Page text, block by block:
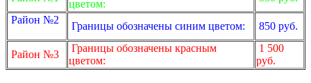
цветом:
Район №2
Границы обозначены синим цветом: 850 руб.
Район №3
Границы обозначены красным
цветом:
1 500
руб.